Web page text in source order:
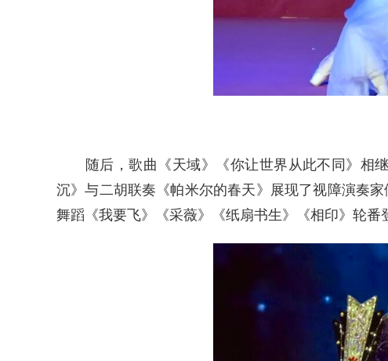
随后，歌曲《天域》《你让世界从此不同》相继
沉》与二胡联奏《帕米尔的春天》展现了视障演奏
舞蹈《我要飞》《采薇》《纸扇书生》《相印》轮